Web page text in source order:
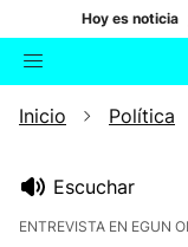
Hoy es noticia
Buscador
Inicio Política
Escuchar
ENTREVISTA EN EGUN